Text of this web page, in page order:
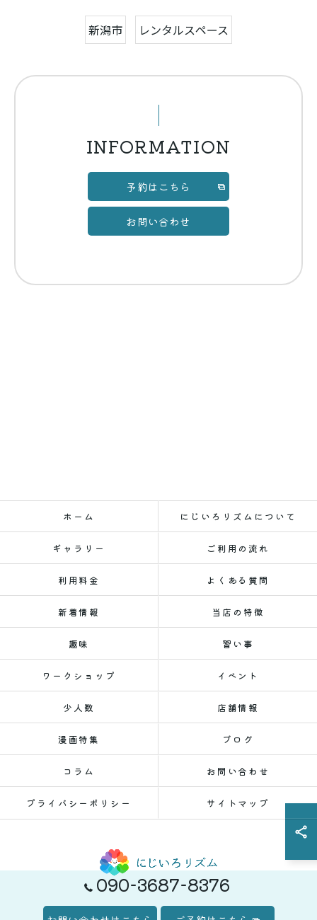
新潟市 レンタルスペース
INFORMATION
予約はこちら
お問い合わせ
090-3687-8376
ホーム にじいろリズムについて
ギャラリー ご利用の流れ
利用料金 よくある質問
新着情報 当店の特徴
趣味 習い事
ワークショップ イベント
少人数 店舗情報
漫画特集 ブログ
コラム お問い合わせ
プライバシーポリシー サイトマップ
© 2026 新潟県新潟市のレンタルスペースならにじいろリズム ALL RIGHTS